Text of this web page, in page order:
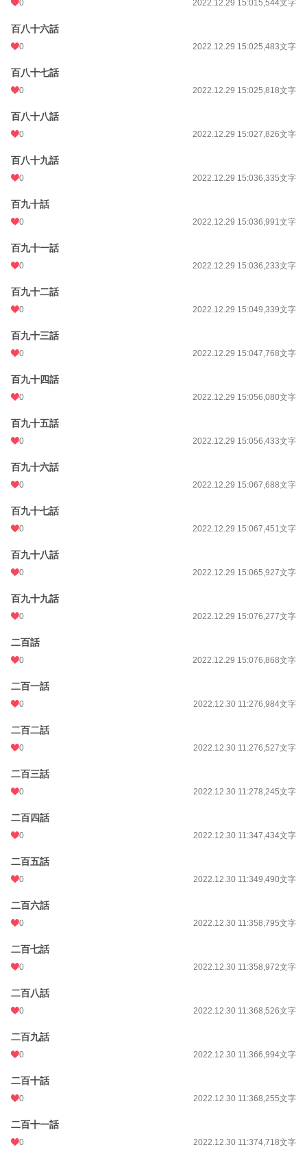
0 2022.12.29 15:015,544文字
百八十六話
0 2022.12.29 15:025,483文字
百八十七話
0 2022.12.29 15:025,818文字
百八十八話
0 2022.12.29 15:027,826文字
百八十九話
0 2022.12.29 15:036,335文字
百九十話
0 2022.12.29 15:036,991文字
百九十一話
0 2022.12.29 15:036,233文字
百九十二話
0 2022.12.29 15:049,339文字
百九十三話
0 2022.12.29 15:047,768文字
百九十四話
0 2022.12.29 15:056,080文字
百九十五話
0 2022.12.29 15:056,433文字
百九十六話
0 2022.12.29 15:067,688文字
百九十七話
0 2022.12.29 15:067,451文字
百九十八話
0 2022.12.29 15:065,927文字
百九十九話
0 2022.12.29 15:076,277文字
二百話
0 2022.12.29 15:076,868文字
二百一話
0 2022.12.30 11:276,984文字
二百二話
0 2022.12.30 11:276,527文字
二百三話
0 2022.12.30 11:278,245文字
二百四話
0 2022.12.30 11:347,434文字
二百五話
0 2022.12.30 11:349,490文字
二百六話
0 2022.12.30 11:358,795文字
二百七話
0 2022.12.30 11:358,972文字
二百八話
0 2022.12.30 11:368,526文字
二百九話
0 2022.12.30 11:366,994文字
二百十話
0 2022.12.30 11:368,255文字
二百十一話
0 2022.12.30 11:374,718文字